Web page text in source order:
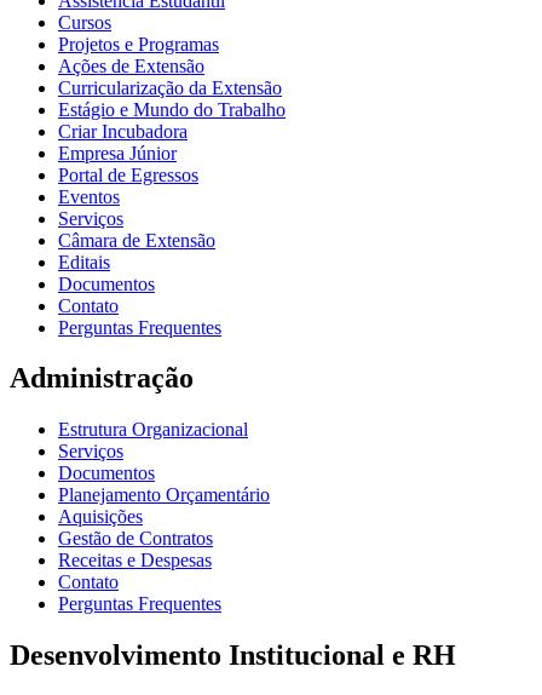
Cursos
Projetos e Programas
Ações de Extensão
Curricularização da Extensão
Estágio e Mundo do Trabalho
Criar Incubadora
Empresa Júnior
Portal de Egressos
Eventos
Serviços
Câmara de Extensão
Editais
Documentos
Contato
Perguntas Frequentes
Administração
Estrutura Organizacional
Serviços
Documentos
Planejamento Orçamentário
Aquisições
Gestão de Contratos
Receitas e Despesas
Contato
Perguntas Frequentes
Desenvolvimento Institucional e RH